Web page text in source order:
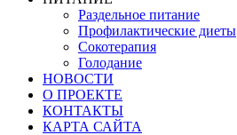
Раздельное питание
Профилактические диеты
Сокотерапия
Голодание
НОВОСТИ
О ПРОЕКТЕ
КОНТАКТЫ
КАРТА САЙТА